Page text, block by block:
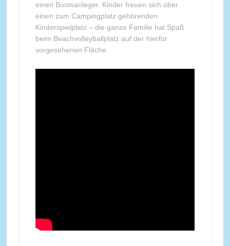
einen Bootsanleger. Kinder freuen sich über
einen zum Campingplatz gehörenden
Kinderspielplatz – die ganze Familie hat Spaß
beim Beachvolleyballplatz auf der hierfür
vorgesehenen Fläche.